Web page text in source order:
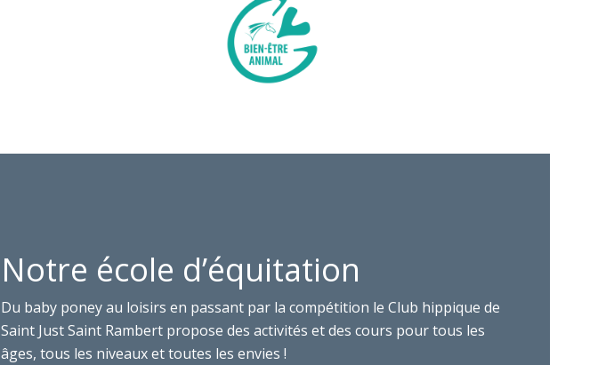
Notre école d’équitation
Du baby poney au loisirs en passant par la compétition le Club hippique de
Saint Just Saint Rambert propose des activités et des cours pour tous les
âges, tous les niveaux et toutes les envies !